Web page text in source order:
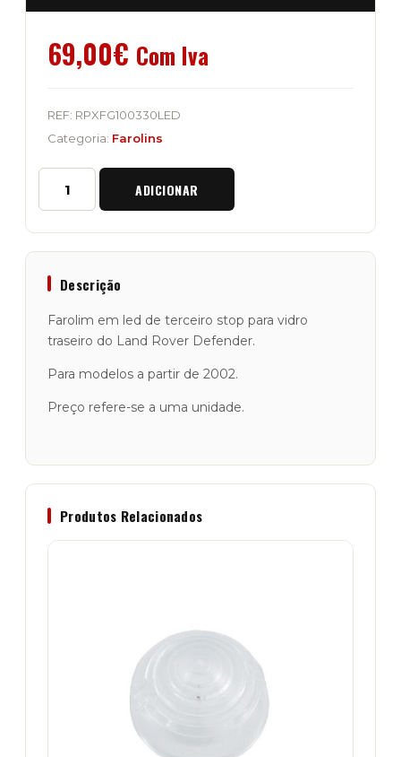
69,00€ Com Iva
REF: RPXFG100330LED
Categoria: Farolins
Quantidade
Farolim
Stop
para
Land
Rover
Defender
ADICIONAR
Descrição
Farolim em led de terceiro stop para vidro
traseiro do Land Rover Defender.
Para modelos a partir de 2002.
Preço refere-se a uma unidade.
Produtos Relacionados